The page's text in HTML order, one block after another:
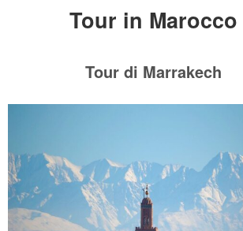
Tour in Marocco
Tour di Marrakech